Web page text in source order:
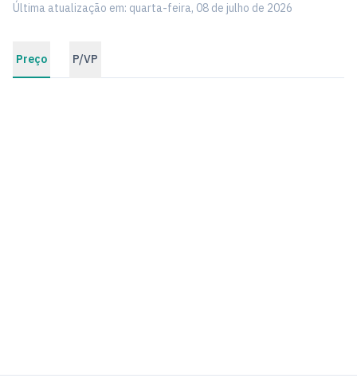
Última atualização em: quarta-feira, 08 de julho de 2026
Preço P/VP